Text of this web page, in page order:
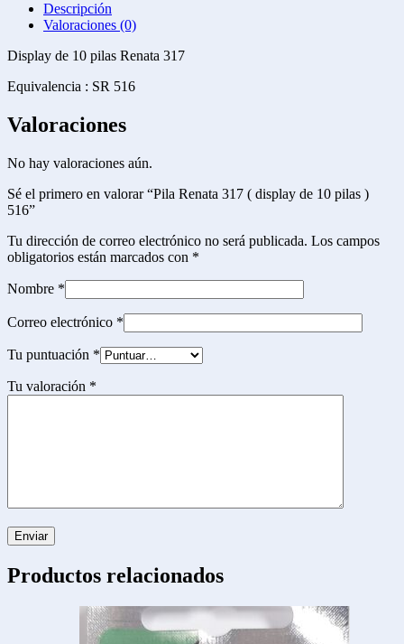
Descripción
Valoraciones (0)
Display de 10 pilas Renata 317
Equivalencia : SR 516
Valoraciones
No hay valoraciones aún.
Sé el primero en valorar “Pila Renata 317 ( display de 10 pilas )
516”
Tu dirección de correo electrónico no será publicada. Los campos
obligatorios están marcados con *
Nombre *
Correo electrónico *
Tu puntuación *
Tu valoración *
Productos relacionados